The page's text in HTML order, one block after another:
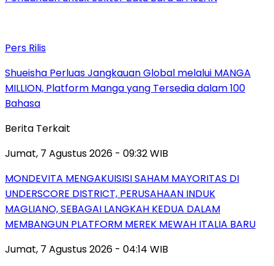
Pers Rilis
Shueisha Perluas Jangkauan Global melalui MANGA
MILLION, Platform Manga yang Tersedia dalam 100
Bahasa
Berita Terkait
Jumat, 7 Agustus 2026 - 09:32 WIB
MONDEVITA MENGAKUISISI SAHAM MAYORITAS DI
UNDERSCORE DISTRICT, PERUSAHAAN INDUK
MAGLIANO, SEBAGAI LANGKAH KEDUA DALAM
MEMBANGUN PLATFORM MEREK MEWAH ITALIA BARU
Jumat, 7 Agustus 2026 - 04:14 WIB